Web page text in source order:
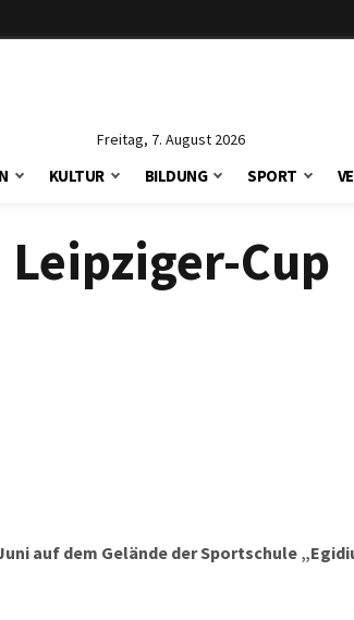
Freitag, 7. August 2026
KULTUR BILDUNG SPORT
Leipziger-Cup
auf dem Gelände der Sportschule